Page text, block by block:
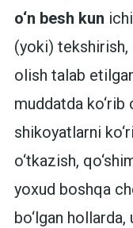
o‘n besh kun
(yoki) tekshirish,
olish talab
muddatda
shikoyatlarni
o‘tkazish,
yoxud boshqa
bo‘lgan